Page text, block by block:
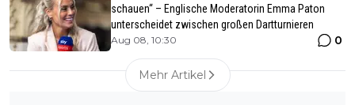
schauen“ – Englische Moderatorin Emma Paton
unterscheidet zwischen großen Dartturnieren
Aug 08, 10:30 0
Mehr Artikel